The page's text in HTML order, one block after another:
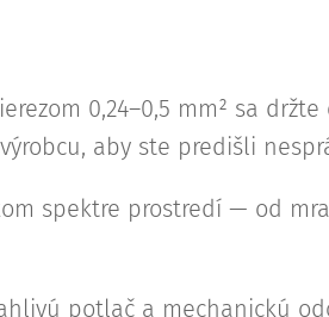
0,24–0,5 mm² sa
aby ste predišli
spektre prostredí — od
potlač a mechanickú